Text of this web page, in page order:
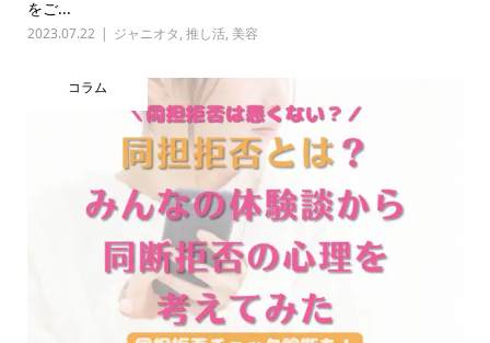
をご...
2023.07.22 ジャニオタ, 推し活, 美容
コラム